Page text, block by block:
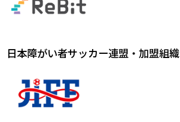
日本障がい者サッカー連盟・加盟組織